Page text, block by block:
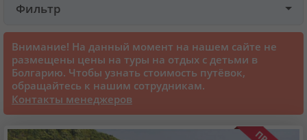
Круизы
Статьи
70101 отзыв наших туристов
Фильтр
Внимание! На данный момент на нашем сайте не
размещены цены на туры на отдых с детьми в
Болгарию. Чтобы узнать стоимость путёвок,
обращайтесь к нашим сотрудникам.
Контакты менеджеров